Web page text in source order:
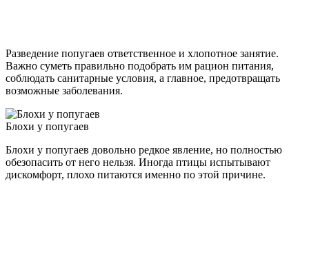
Разведение попугаев ответственное и хлопотное занятие.
Важно суметь правильно подобрать им рацион питания,
соблюдать санитарные условия, а главное, предотвращать
возможные заболевания.
Блохи у попугаев
Блохи у попугаев довольно редкое явление, но полностью
обезопасить от него нельзя. Иногда птицы испытывают
дискомфорт, плохо питаются именно по этой причине.